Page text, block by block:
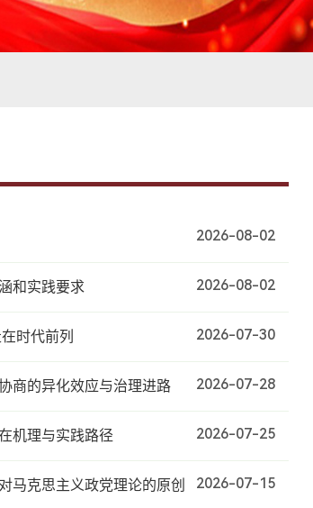
2026-08-02
和实践要求 2026-08-02
时代前列 2026-07-30
商的异化效应与治理进路 2026-07-28
机理与实践路径 2026-07-25
马克思主义政党理论的原创
2026-07-15